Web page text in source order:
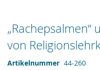
von
Artikelnummer 44-260
Zum
Anfang
der
Bildergalerie
springen